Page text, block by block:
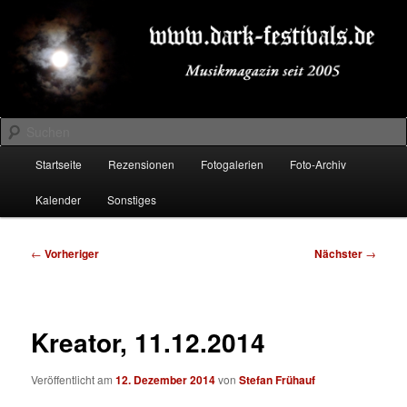
primären
Inhalt
springenDARK-FESTIVALS.DE
Suchen
Startseite Rezensionen Fotogalerien Foto-Archiv
Kalender Sonstiges
Beitragsnavigation
← Vorheriger Nächster →
Kreator, 11.12.2014
Veröffentlicht am12. Dezember 2014vonStefan Frühauf